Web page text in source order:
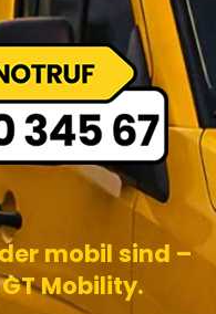
mobil sind –
Mobility.